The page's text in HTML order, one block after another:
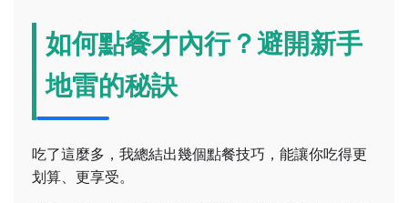
如何點餐才內行？避開新手
地雷的秘訣
吃了這麼多，我總結出幾個點餐技巧，能讓你吃得更
划算、更享受。